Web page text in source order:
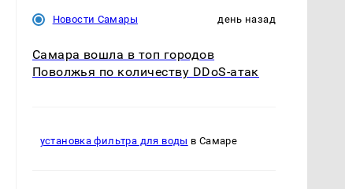
Новости Самары день назад
Самара вошла в топ городов
Поволжья по количеству DDoS-атак
установка фильтра для воды в Самаре